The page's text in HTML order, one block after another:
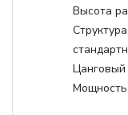
Высота
Цанговый